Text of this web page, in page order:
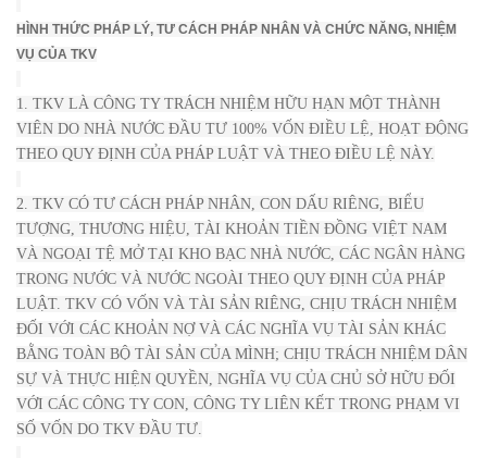
HÌNH THỨC PHÁP LÝ, TƯ CÁCH PHÁP NHÂN VÀ CHỨC NĂNG, NHIỆM
VỤ CỦA TKV
1. TKV LÀ CÔNG TY TRÁCH NHIỆM HỮU HẠN MỘT THÀNH
VIÊN DO NHÀ NƯỚC ĐẦU TƯ 100% VỐN ĐIỀU LỆ, HOẠT ĐỘNG
THEO QUY ĐỊNH CỦA PHÁP LUẬT VÀ THEO ĐIỀU LỆ NÀY.
2. TKV CÓ TƯ CÁCH PHÁP NHÂN, CON DẤU RIÊNG, BIỂU
TƯỢNG, THƯƠNG HIỆU, TÀI KHOẢN TIỀN ĐỒNG VIỆT NAM
VÀ NGOẠI TỆ MỞ TẠI KHO BẠC NHÀ NƯỚC, CÁC NGÂN HÀNG
TRONG NƯỚC VÀ NƯỚC NGOÀI THEO QUY ĐỊNH CỦA PHÁP
LUẬT. TKV CÓ VỐN VÀ TÀI SẢN RIÊNG, CHỊU TRÁCH NHIỆM
ĐỐI VỚI CÁC KHOẢN NỢ VÀ CÁC NGHĨA VỤ TÀI SẢN KHÁC
BẰNG TOÀN BỘ TÀI SẢN CỦA MÌNH; CHỊU TRÁCH NHIỆM DÂN
SỰ VÀ THỰC HIỆN QUYỀN, NGHĨA VỤ CỦA CHỦ SỞ HỮU ĐỐI
VỚI CÁC CÔNG TY CON, CÔNG TY LIÊN KẾT TRONG PHẠM VI
SỐ VỐN DO TKV ĐẦU TƯ.